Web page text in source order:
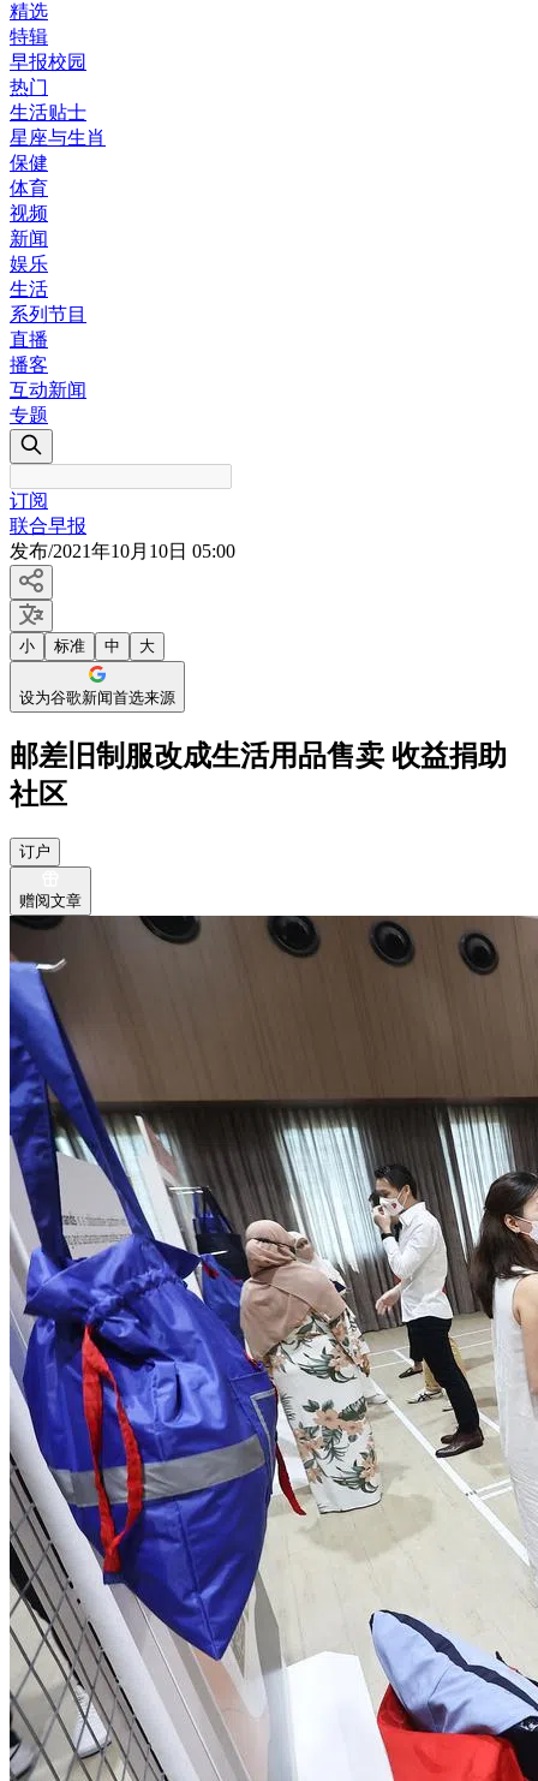
精选
特辑
早报校园
热门
生活贴士
星座与生肖
保健
体育
视频
新闻
娱乐
生活
系列节目
直播
播客
互动新闻
专题
订阅
联合早报
发布/2021年10月10日 05:00
小 标准 中 大
设为谷歌新闻首选来源
邮差旧制服改成生活用品售卖 收益捐助
社区
订户
赠阅文章